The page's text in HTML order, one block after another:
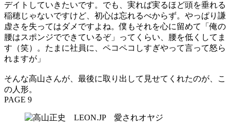
デイトしていきたいです。でも、実れば実るほど頭を垂れる
稲穂じゃないですけど、初心は忘れるべからず。やっぱり謙
虚さを失ってはダメですよね。僕もそれを心に留めて「俺の
腰はスポンジでできているぞ」ってくらい、腰を低くしてま
す（笑）。たまに社員に、ペコペコしすぎやって言って怒ら
れますが」
そんな高山さんが、最後に取り出して見せてくれたのが、こ
の人形。
PAGE 9